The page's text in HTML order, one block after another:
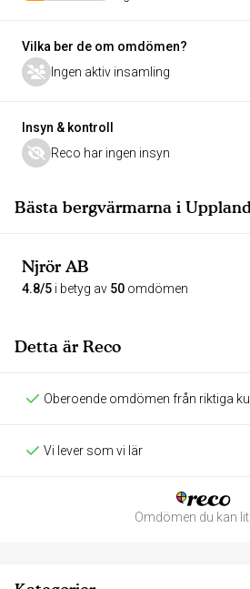
Vilka ber de om omdömen?
Ingen aktiv insamling
Insyn & kontroll
Reco har ingen insyn
Bästa bergvärmarna i
Njrör AB
4.8/5 i betyg av 50 omdömen
Detta är Reco
Oberoende omdömen från riktiga
Vi lever som vi lär
Omdömen du kan